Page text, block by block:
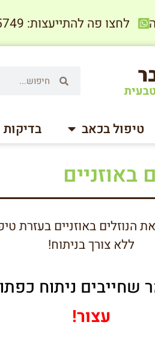
לחצו פה להתייעצות: 052-3965749
טיפול בכאב
באוזניים
הנוזלים באוזניים בעזרת
ללא צורך בניתוח!
שחייבים ניתוח
עצור!